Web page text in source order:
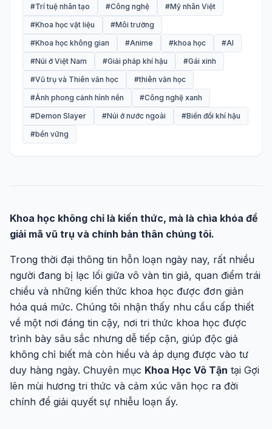
#Trí tuệ nhân tạo #Công nghệ
#Mỹ nhân Việt
#Khoa học vật liệu
#Môi trường
#Khoa học không gian
#Anime #khoa học
#AI
#Núi ở Việt Nam
#Giải pháp khí hậu
#Gái xinh
#Vũ trụ và Thiên văn học
#thiên văn học
#Ảnh phong cảnh hình nền
#Công nghệ xanh
#Demon Slayer
#Núi ở nước ngoài
#Biến đổi khí hậu
#bền vững
Khoa học không chỉ là kiến thức, mà là chìa khóa để
giải mã vũ trụ và chính bản thân chúng tôi.
Trong thời đại thông tin hỗn loạn ngày nay, rất nhiều
người đang bị lạc lối giữa vô vàn tin giả, quan điểm trái
chiều và những kiến thức khoa học được đơn giản
hóa quá mức. Chúng tôi nhận thấy nhu cầu cấp thiết
về một nơi đáng tin cậy, nơi tri thức khoa học được
trình bày sâu sắc nhưng dễ tiếp cận, giúp độc giả
không chỉ biết mà còn hiểu và áp dụng được vào tư
duy hàng ngày. Chuyên mục Khoa Học Vô Tận tại Gợi
lên mùi hương tri thức và cảm xúc văn học ra đời
chính để giải quyết sự nhiễu loạn ấy.